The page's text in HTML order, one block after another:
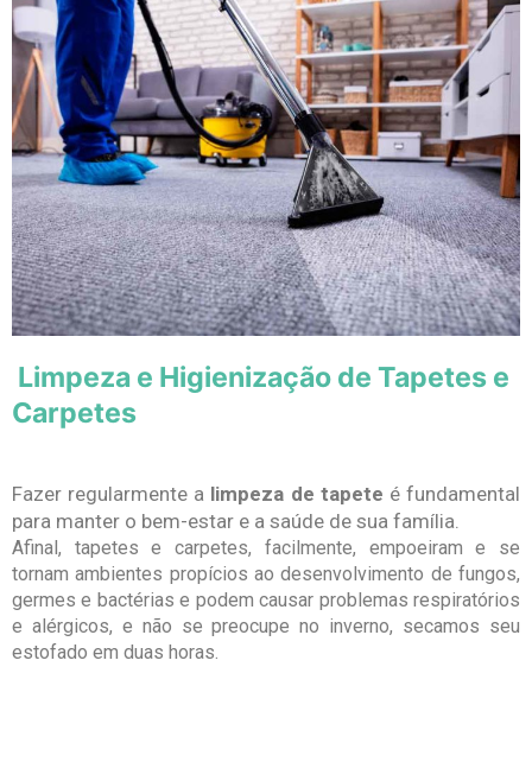
Limpeza e Higienização de Tapetes e
Carpetes
Fazer regularmente a limpeza de tapete é fundamental
para manter o bem-estar e a saúde de sua família.
Afinal, tapetes e carpetes, facilmente, empoeiram e se
tornam ambientes propícios ao desenvolvimento de fungos,
germes e bactérias e podem causar problemas respiratórios
e alérgicos, e não se preocupe no inverno, secamos seu
estofado em duas horas.